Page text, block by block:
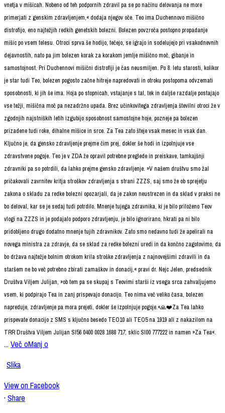
vnetja v mišicah. Nobeno od teh podpornih zdravil pa se po načinu delovanja ne more
primerjati z genskim zdravljenjem,« dodaja njegov oče. Teo ima Duchennovo mišično
distrofijo, eno najtežjih redkih genetskih bolezni. Bolezen povzroča postopno propadanje
mišic po vsem telesu. Otroci sprva še hodijo, tečejo, se igrajo in sodelujejo pri vsakodnevnih
dejavnostih, nato pa jim bolezen korak za korakom jemlje mišično moč, gibanje in
samostojnost. Pri Duchennovi mišični distrofiji je čas neusmiljen. Po 8. letu starosti, kolikor
je star tudi Teo, bolezen pogosto začne hitreje napredovati in otroku postopoma odvzemati
sposobnosti, ki jih še ima. Hoja po stopnicah, vstajanje s tal, tek in daljše razdalje postajajo
vse težji, mišična moč pa nezadržno upada. Brez učinkovitega zdravljenja številni otroci že v
zgodnjih najstniških letih izgubijo sposobnost samostojne hoje, pozneje pa bolezen
prizadene tudi roke, dihalne mišice in srce. Za Tea zato šteje vsak mesec in vsak dan.
Ključno je, da gensko zdravljenje prejme čim prej, dokler še hodi in izpolnjuje vse
zdravstvene pogoje. Teo je v ZDA že opravil potrebne preglede in preiskave, tamkajšnji
zdravniki pa so potrdili, da lahko prejme gensko zdravljenje. »V našem društvu smo žal
pričakovali zavrnitev kritja stroškov zdravljenja s strani ZZZS, saj smo že ob sprejetju
zakona o skladu za redke bolezni opozarjali, da je zakon neustrezen in da sklad v praksi ne
bo deloval, kar se je sedaj tudi potrdilo. Mnenje tujega zdravnika, ki je bilo priloženo Teov
vlogi na ZZZS in je podajalo podporo zdravljenju, je bilo ignorirano, hkrati pa ni bilo
pridobljeno drugo dodatno mnenje tujih zdravnikov. Zato smo nedavno tudi že apelirali na
novega ministra za zdravje, da se sklad za redke bolezni uredi in da končno zagotovimo, da
bo država najtežje bolnim otrokom krila stroške zdravljenja z najnovejšimi zdravili in da
staršem ne bo več potrebno zbirati zamaškov in donacij,« pravi dr. Nejc Jelen, predsednik
Društva Viljem Julijan, »ob tem pa se skupaj s Teovimi starši iz vsega srca zahvaljujemo
vsem, ki podpirajo Tea in zanj prispevajo donacijo. Teo nima več veliko časa, bolezen
napreduje, zdravljenje pa mora prejeti, dokler še izpolnjuje pogoje.«🙏❤️Za Tea lahko
prispevate donacijo z SMS s ključno besedo TEO10 ali TEO5 na 1919 ali z nakazilom na
TRR Društva Viljem Julijan SI56 0400 0028 1688 717, sklic SI00 777222 in namen »Za Tea«.
...Več oManj o
Slika
View on Facebook
·Share